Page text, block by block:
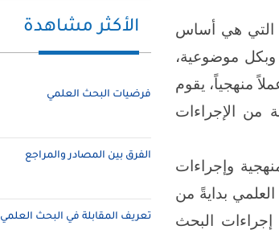
التي هي أساس
وبكل موضوعية،
منهجياً، يقوم
من الإجراءات
وإجراءات
بدايةً من
البحث
الأكثر مشاهدة
فرضيات البحث العلمي
الفرق بين المصادر والمراجع
تعريف المقابلة في البحث العلمي